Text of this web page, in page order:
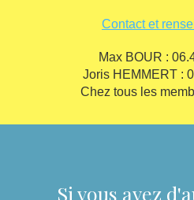
Contact et
Max BOUR :
Joris HEMMERT :
Chez tous les
Si vous avez